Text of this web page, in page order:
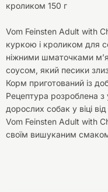
кроликом 150 г
Vom Feinsten Adult with
куркою і кроликом для
ніжними шматочками
соусом, який песики
Корм приготований із
Рецептура розроблена
дорослих собак у віці
Vom Feinsten Adult with
своїм вишуканим